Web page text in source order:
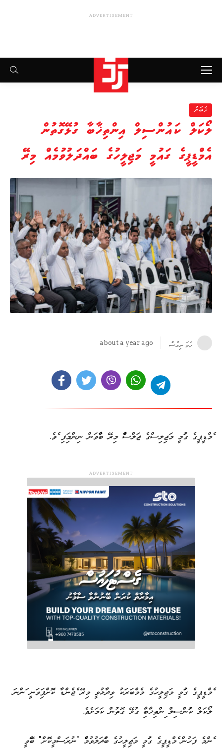
Search:
ޚަބަރު
ލޯކަލް ކައުންސިލް އިންތިޚާބާ ގުޅޭގޮތުން
އެމްޑީޕީގެ ގައުމީ މަޖިލީހުގެ ބައްދަލުވުމެއް މިރޭ
ހަމަ ނިއުސް about a year ago
އެމްޑީޕީގެ ގައުމީ މަޖިލިސްގެ ޖަލްސާއެއް މިރޭ ބާއްވަން ނިންމައިފި އެވެ.
އެމްޑީޕީގެ ގައުމީ މަޖިލީހުގެ މެމްބަރަކު ވިދާޅުވީ މިރޭ އެޖެންޑާ ކޮށްފައިވަނީ އަންނަ
ލޯކަލް ކައުންސިލް އިންތިޚާބާއި ގުޅޭ ގޮތުން ކަމަށެވެ.
އެންމެ ފަހުން އެމްޑީޕީގެ ގައުމީ މަޖިލީހުގެ ބައްދަލުވުމެއް "ނުރަސްމީކޮށް" ބޭއްވީ